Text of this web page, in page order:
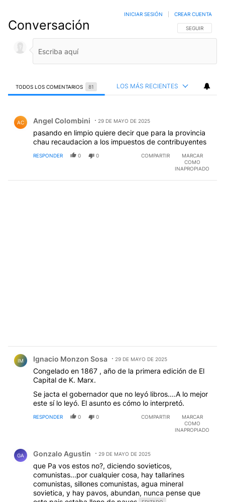
Conversación SIGA ESTA
SEGUIR
INICIAR SESIÓN CREAR CUENTA
TODOS LOS COMENTARIOS 81 LOS MÁS RECIENTES
AC Angel Colombini 29 DE MAYO DE 2025
pasando en limpio quiere decir que para la provincia
chau recaudacion a los impuestos de contribuyentes
RESPONDER 0 0 COMPARTIR
MARCAR
COMO
INAPROPIADO
IM Ignacio Monzon Sosa 29 DE MAYO DE 2025
Congelado en 1867 , año de la primera edición de El
Capital de K. Marx.
Se jacta el gobernador que no leyó libros....A lo mejor
este sí lo leyó. El asunto es cómo lo interpretó.
RESPONDER 0 0 COMPARTIR
MARCAR
COMO
INAPROPIADO
GA Gonzalo Agustin 29 DE MAYO DE 2025
que Pa vos estos no?, diciendo sovieticos,
comunistas...por cualquier cosa, hay tallarines
comunistas, sillones comunistas, agua mineral
sovietica, y hay pavos, abundan, nunca pense que